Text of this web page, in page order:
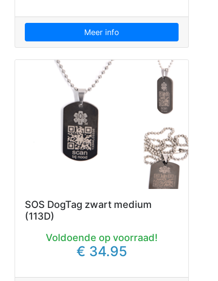
Meer info
SOS DogTag zwart medium
(113D)
Voldoende op voorraad!
€ 34.95